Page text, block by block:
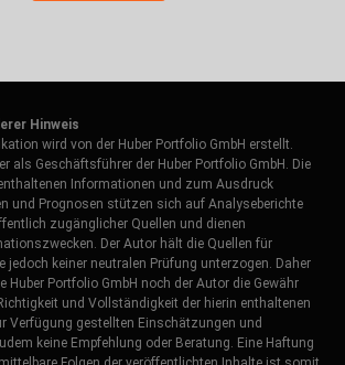
Hinweis
wird von der Huber Portfolio GmbH erstellt.
als Geschäftsführer der Huber Portfolio GmbH. Die
Informationen und zum Ausdruck
und Prognosen stützen sich auf Analyseberichte
zugänglicher Quellen und dienen
Der Autor hält die Quellen für
jedoch keiner neutralen Prüfung unterzogen. Daher
Huber Portfolio GmbH noch der Autor die Gewähr
und Vollständigkeit der hierin enthaltenen
Verfügung gestellten Einschätzungen und
keine Empfehlung oder Beratung. Eine Haftung